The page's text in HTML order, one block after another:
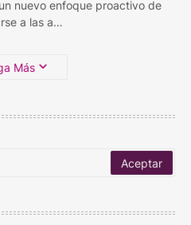
nuevo enfoque proactivo de
a las a…
Más